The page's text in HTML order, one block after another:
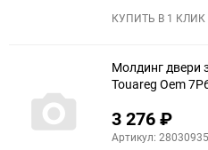
КУПИТЬ В 1 КЛИК
Молдинг двери
Touareg Oem
3 276₽
Артикул: